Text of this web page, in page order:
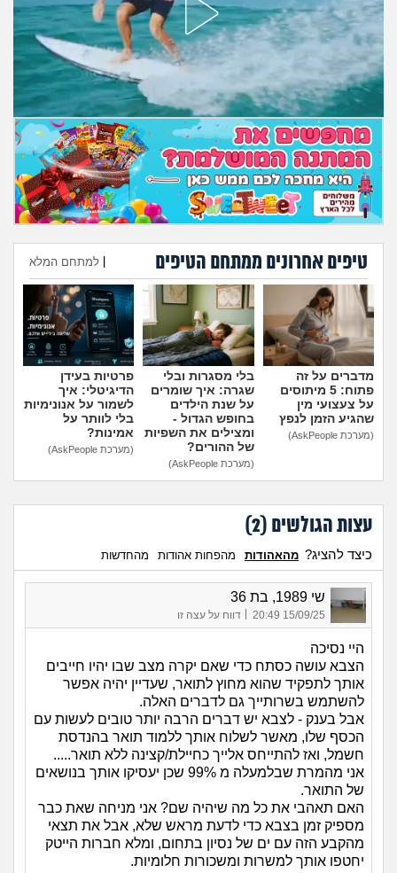
חיות מחמד
יוקר המחיה
גאווה
טיפים אחרונים ממתחם הטיפים למתחם המלא
הוספת טיפ
מדברים על זה
פתוח: 5 מיתוסים
על צעצועי מין
שהגיע הזמן לנפץ
(מערכת AskPeople)
בלי מסגרות ובלי
שגרה: איך שומרים
על שנת הילדים
בחופש הגדול -
ומצילים את השפיות
של ההורים?
(מערכת AskPeople)
פרטיות בעידן
הדיגיטלי: איך
לשמור על אנונימיות
בלי לוותר על
אמינות?
(מערכת AskPeople)
עצות הגולשים (2
)
כיצד להציג? מהאהודות מהפחות אהודות מהחדשות
שי 1989, בת 36
15/09/25 20:49 דווח על עצה זו
היי נסיכה
הצבא עושה כסתח כדי שאם יקרה מצב שבו יהיו חייבים
אותך לתפקיד שהוא מחוץ לתואר, שעדיין יהיה אפשר
להשתמש בשרותייך גם לדברים האלה.
אבל בענק - לצבא יש דברים הרבה יותר טובים לעשות עם
הכסף שלו, מאשר לשלוח אותך ללמוד תואר בהנדסת
חשמל, ואז להתייחס אלייך כחיילת/קצינה ללא תואר.....
אני מהמרת שבלמעלה מ 99% שכן יעסיקו אותך בנושאים
של התואר.
האם תאהבי את כל מה שיהיה שם? אני מניחה שאת כבר
מספיק זמן בצבא כדי לדעת מראש שלא, אבל את תצאי
מהקבע הזה עם ים של נסיון בתחום, ומלא חברות הייטק
יחטפו אותך למשרות ומשכורות חלומיות.